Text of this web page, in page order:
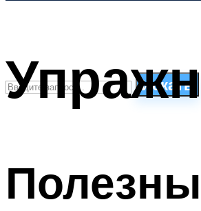
Искать
БАССЕЙН ДЛЯ ДОМА